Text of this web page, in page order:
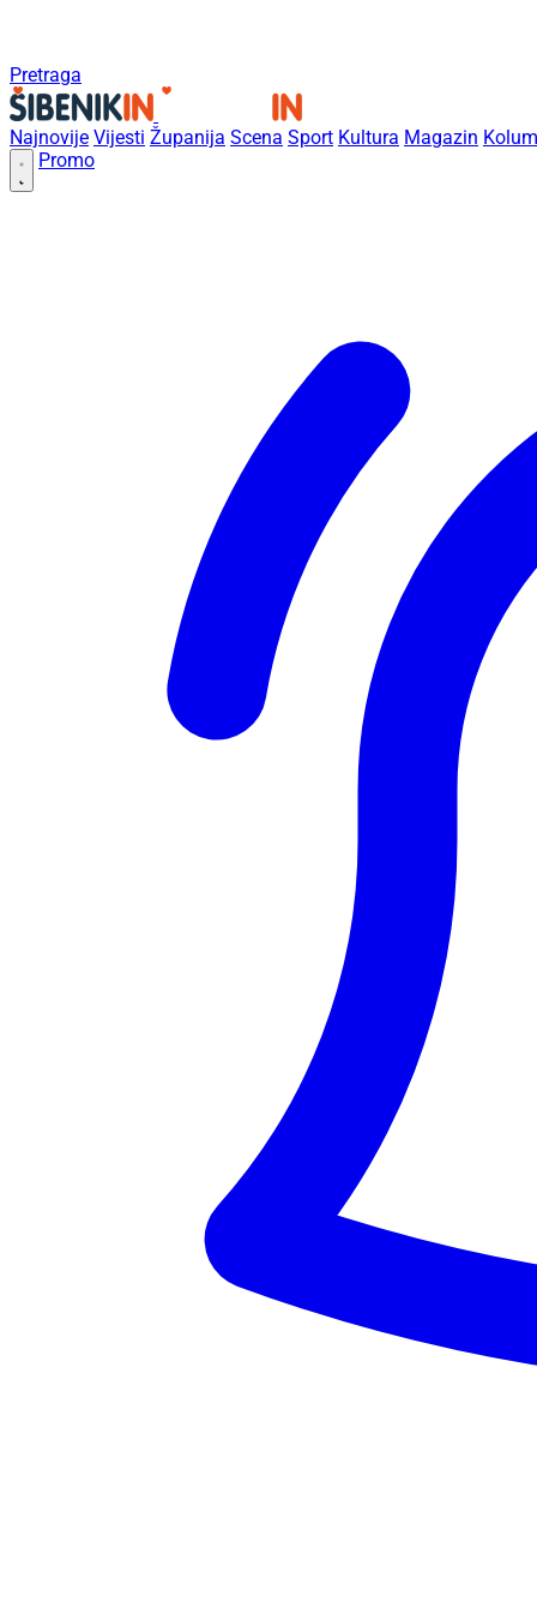
Pretraga
Najnovije Vijesti Županija Scena Sport Kultura Magazin
Promo